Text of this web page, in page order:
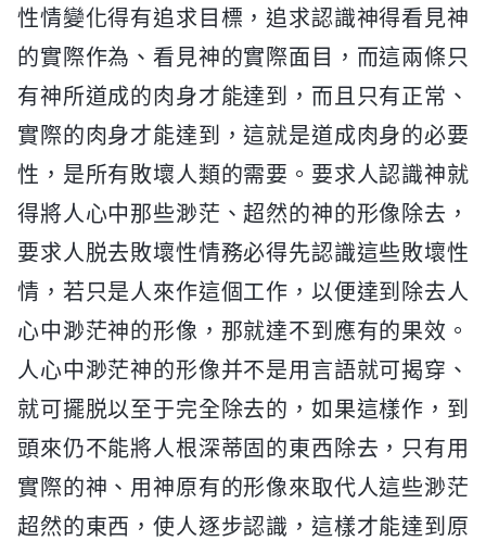
性情變化得有追求目標，追求認識神得看見神
的實際作為、看見神的實際面目，而這兩條只
有神所道成的肉身才能達到，而且只有正常、
實際的肉身才能達到，這就是道成肉身的必要
性，是所有敗壞人類的需要。要求人認識神就
得將人心中那些渺茫、超然的神的形像除去，
要求人脱去敗壞性情務必得先認識這些敗壞性
情，若只是人來作這個工作，以便達到除去人
心中渺茫神的形像，那就達不到應有的果效。
人心中渺茫神的形像并不是用言語就可揭穿、
就可擺脱以至于完全除去的，如果這樣作，到
頭來仍不能將人根深蒂固的東西除去，只有用
實際的神、用神原有的形像來取代人這些渺茫
超然的東西，使人逐步認識，這樣才能達到原